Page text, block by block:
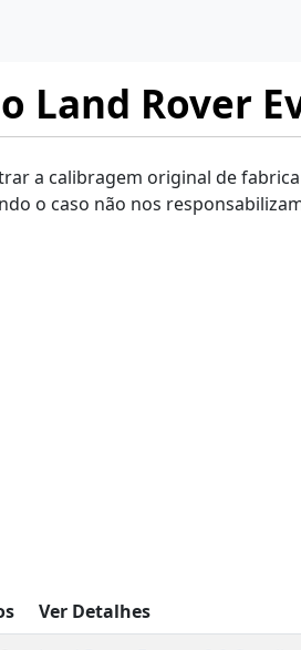
Land Rover
a calibragem original de
o caso não nos
Ver Detalhes